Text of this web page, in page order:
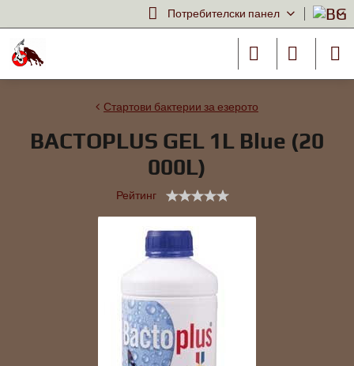
Потребителски панел
Стартови бактерии за езерото
BACTOPLUS GEL 1L Blue (20
000L)
Рейтинг